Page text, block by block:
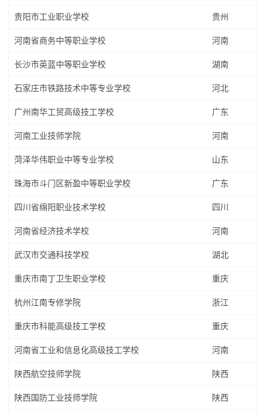
贵阳市工业职业学校 贵州
河南省商务中等职业学校 河南
长沙市英蓝中等职业学校 湖南
石家庄市铁路技术中等专业学校 河北
广州南华工贸高级技工学校 广东
河南工业技师学院 河南
菏泽华伟职业中等专业学校 山东
珠海市斗门区新盈中等职业学校 广东
四川省绵阳职业技术学校 四川
河南省经济技术学校 河南
武汉市交通科技学校 湖北
重庆市南丁卫生职业学校 重庆
杭州江南专修学院 浙江
重庆市科能高级技工学校 重庆
河南省工业和信息化高级技工学校 河南
陕西航空技师学院 陕西
陕西国防工业技师学院 陕西